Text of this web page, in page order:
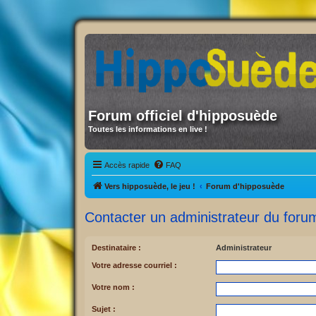
Forum officiel d'hipposuède
Toutes les informations en live !
Accès rapide FAQ
Vers hipposuède, le jeu ! Forum d'hipposuède
Contacter un administrateur du
Destinataire : Administrateur
Votre adresse courriel :
Votre nom :
Sujet :